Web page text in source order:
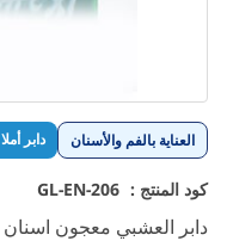
العناية بالفم والأسنان دابر أملا
كود المنتج : GL-EN-206
دابر العشبي معجون اسنان 150 جرام العبوه التوفيريه
تخطي
إلى
بداية
معرض
الصور